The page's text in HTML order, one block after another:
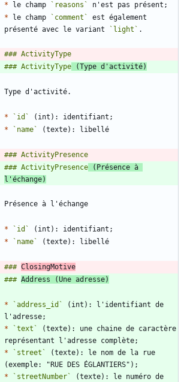
* le champ `reasons`
* le champ `comment`
est également
présenté avec le variant
`light`
### ActivityType (Type d'activité)
* `id`
*
`name`
### ActivityPresence (Présence à
l'échange)
* `id`
*
`name`
### ClosingMotive
### Address (Une adresse)
* `address_id`
(int): l'identifiant de
*
`text`
(texte): une chaine de caractère
*
`street`
(texte): le nom de la rue
*
`streetNumber`
(texte): le numéro de